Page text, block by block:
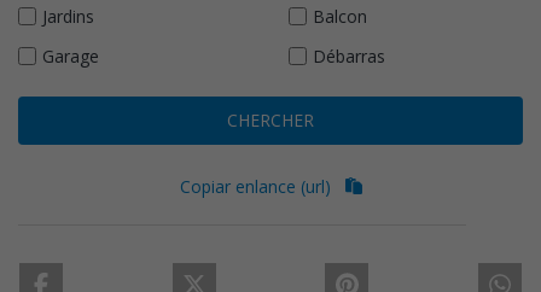
Jardins
Balcon
Garage
Débarras
CHERCHER
Copiar enlance (url)